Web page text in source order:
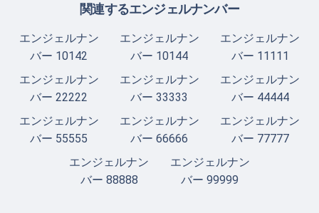
関連するエンジェルナンバー
エンジェルナン
バー 10142
エンジェルナン
バー 10144
エンジェルナン
バー 11111
エンジェルナン
バー 22222
エンジェルナン
バー 33333
エンジェルナン
バー 44444
エンジェルナン
バー 55555
エンジェルナン
バー 66666
エンジェルナン
バー 77777
エンジェルナン
バー 88888
エンジェルナン
バー 99999